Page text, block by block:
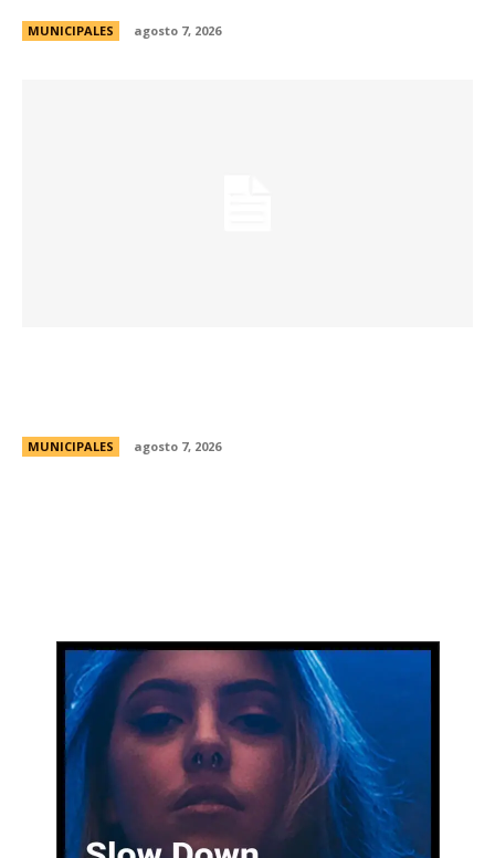
MUNICIPALES agosto 7, 2026
MUNICIPALES agosto 7, 2026